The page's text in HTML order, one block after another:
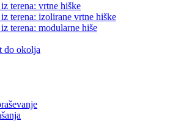
iz terena: vrtne hiške
iz terena: izolirane vrtne hiške
terena: modularne hiše
do okolja